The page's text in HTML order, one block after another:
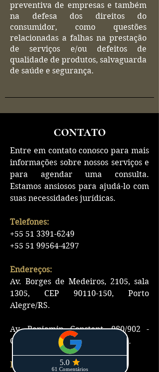
preventiva de empresas e também
na defesa dos direitos do
consumidor, como questões
relacionadas a falhas na prestação
de serviços e/ou defeitos de
qualidade de produtos, salvaguarda
de saúde e segurança.
contato
Entre em contato conosco para mais
informações sobre nossos serviços e
para agendar uma consulta.
Estamos ansiosos para ajudá-lo com
suas necessidades jurídicas.
Telefones:
+55 51 3391-6249
+55 51 99564-4297
Endereços:
Av. Borges de Medeiros, 2105, sala
1305, CEP 90110-150, Porto
Alegre/RS.
Av. Benjamin Constant, 980/902 -
Centro, Lajeado - RS,
95900-000.
E-mail: